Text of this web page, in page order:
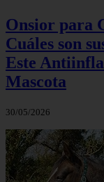
Onsior para
Cuáles son
Este
Mascota
30/05/2026